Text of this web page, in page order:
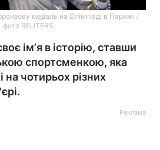
медаль на Олімпіаді в Парижі /
фото REUTERS
імʼя в історію, ставши
спортсменкою, яка
на чотирьох різних
Реклама